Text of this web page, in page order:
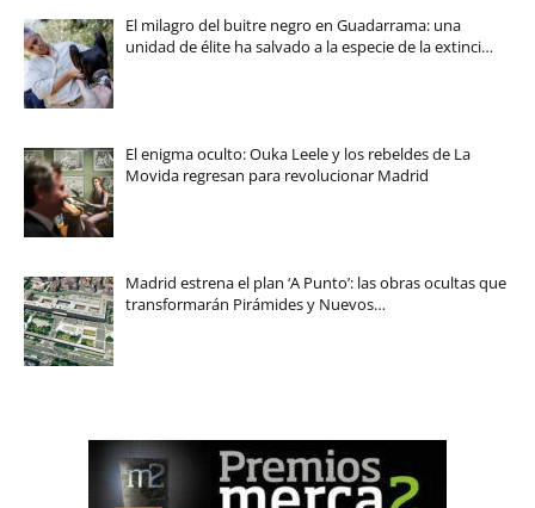
El milagro del buitre negro en Guadarrama: una
unidad de élite ha salvado a la especie de la extinci…
El enigma oculto: Ouka Leele y los rebeldes de La
Movida regresan para revolucionar Madrid
Madrid estrena el plan ‘A Punto’: las obras ocultas que
transformarán Pirámides y Nuevos…